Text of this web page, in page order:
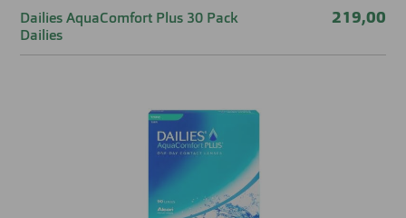
Dailies AquaComfort Plus 30 Pack
Dailies
219,00